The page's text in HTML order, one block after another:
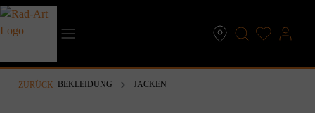
springen
ZURÜCK BEKLEIDUNG JACKEN